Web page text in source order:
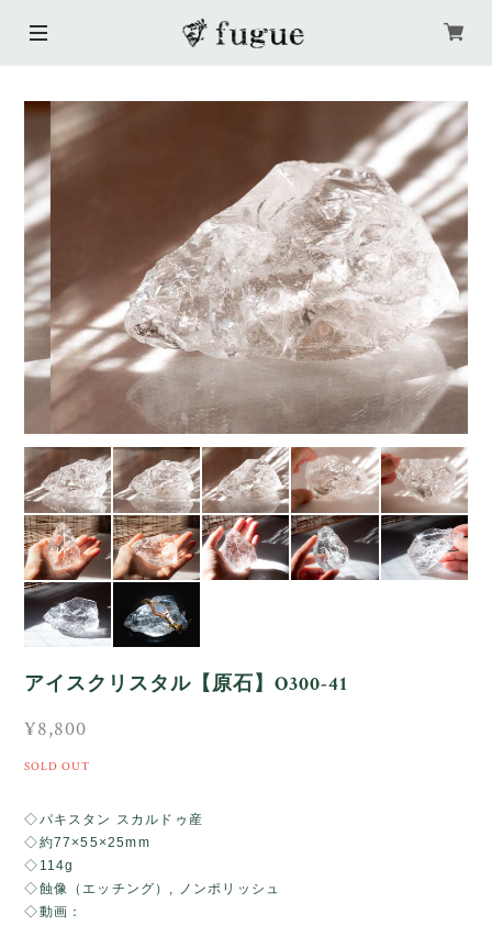
アイスクリスタル【原石】O300-41
¥8,800
SOLD OUT
◇パキスタン スカルドゥ産
◇約77×55×25mm
◇114g
◇蝕像（エッチング）, ノンポリッシュ
◇動画：